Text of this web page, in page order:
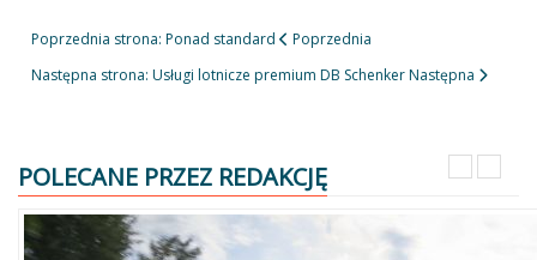
Poprzednia strona: Ponad standard
Poprzednia
Następna strona: Usługi lotnicze premium DB SchenkerNastępna
POLECANE PRZEZ REDAKCJĘ